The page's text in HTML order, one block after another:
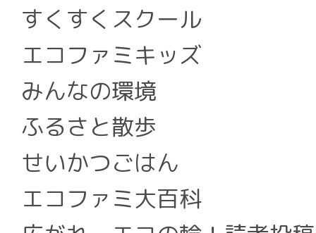
すくすくスクール
エコファミキッズ
みんなの環境
ふるさと散歩
せいかつごはん
エコファミ大百科